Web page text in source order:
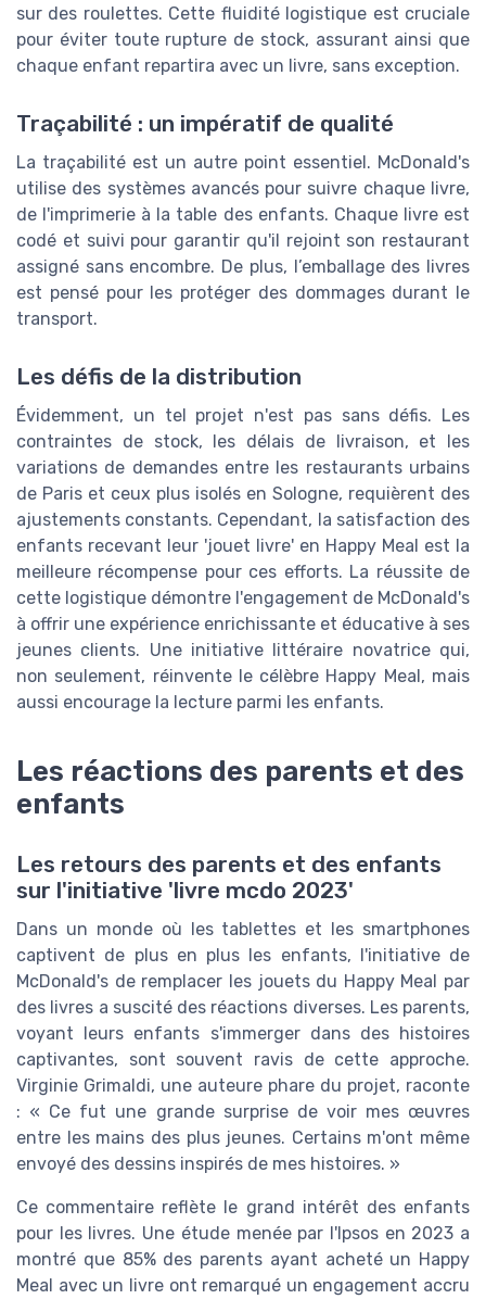
sur des roulettes. Cette fluidité logistique est cruciale
pour éviter toute rupture de stock, assurant ainsi que
chaque enfant repartira avec un livre, sans exception.
Traçabilité : un impératif de qualité
La traçabilité est un autre point essentiel. McDonald's
utilise des systèmes avancés pour suivre chaque livre,
de l'imprimerie à la table des enfants. Chaque livre est
codé et suivi pour garantir qu'il rejoint son restaurant
assigné sans encombre. De plus, l’emballage des livres
est pensé pour les protéger des dommages durant le
transport.
Les défis de la distribution
Évidemment, un tel projet n'est pas sans défis. Les
contraintes de stock, les délais de livraison, et les
variations de demandes entre les restaurants urbains
de Paris et ceux plus isolés en Sologne, requièrent des
ajustements constants. Cependant, la satisfaction des
enfants recevant leur 'jouet livre' en Happy Meal est la
meilleure récompense pour ces efforts. La réussite de
cette logistique démontre l'engagement de McDonald's
à offrir une expérience enrichissante et éducative à ses
jeunes clients. Une initiative littéraire novatrice qui,
non seulement, réinvente le célèbre Happy Meal, mais
aussi encourage la lecture parmi les enfants.
Les réactions des parents et des
enfants
Les retours des parents et des enfants
sur l'initiative 'livre mcdo 2023'
Dans un monde où les tablettes et les smartphones
captivent de plus en plus les enfants, l'initiative de
McDonald's de remplacer les jouets du Happy Meal par
des livres a suscité des réactions diverses. Les parents,
voyant leurs enfants s'immerger dans des histoires
captivantes, sont souvent ravis de cette approche.
Virginie Grimaldi, une auteure phare du projet, raconte
: « Ce fut une grande surprise de voir mes œuvres
entre les mains des plus jeunes. Certains m'ont même
envoyé des dessins inspirés de mes histoires. »
Ce commentaire reflète le grand intérêt des enfants
pour les livres. Une étude menée par l'Ipsos en 2023 a
montré que 85% des parents ayant acheté un Happy
Meal avec un livre ont remarqué un engagement accru